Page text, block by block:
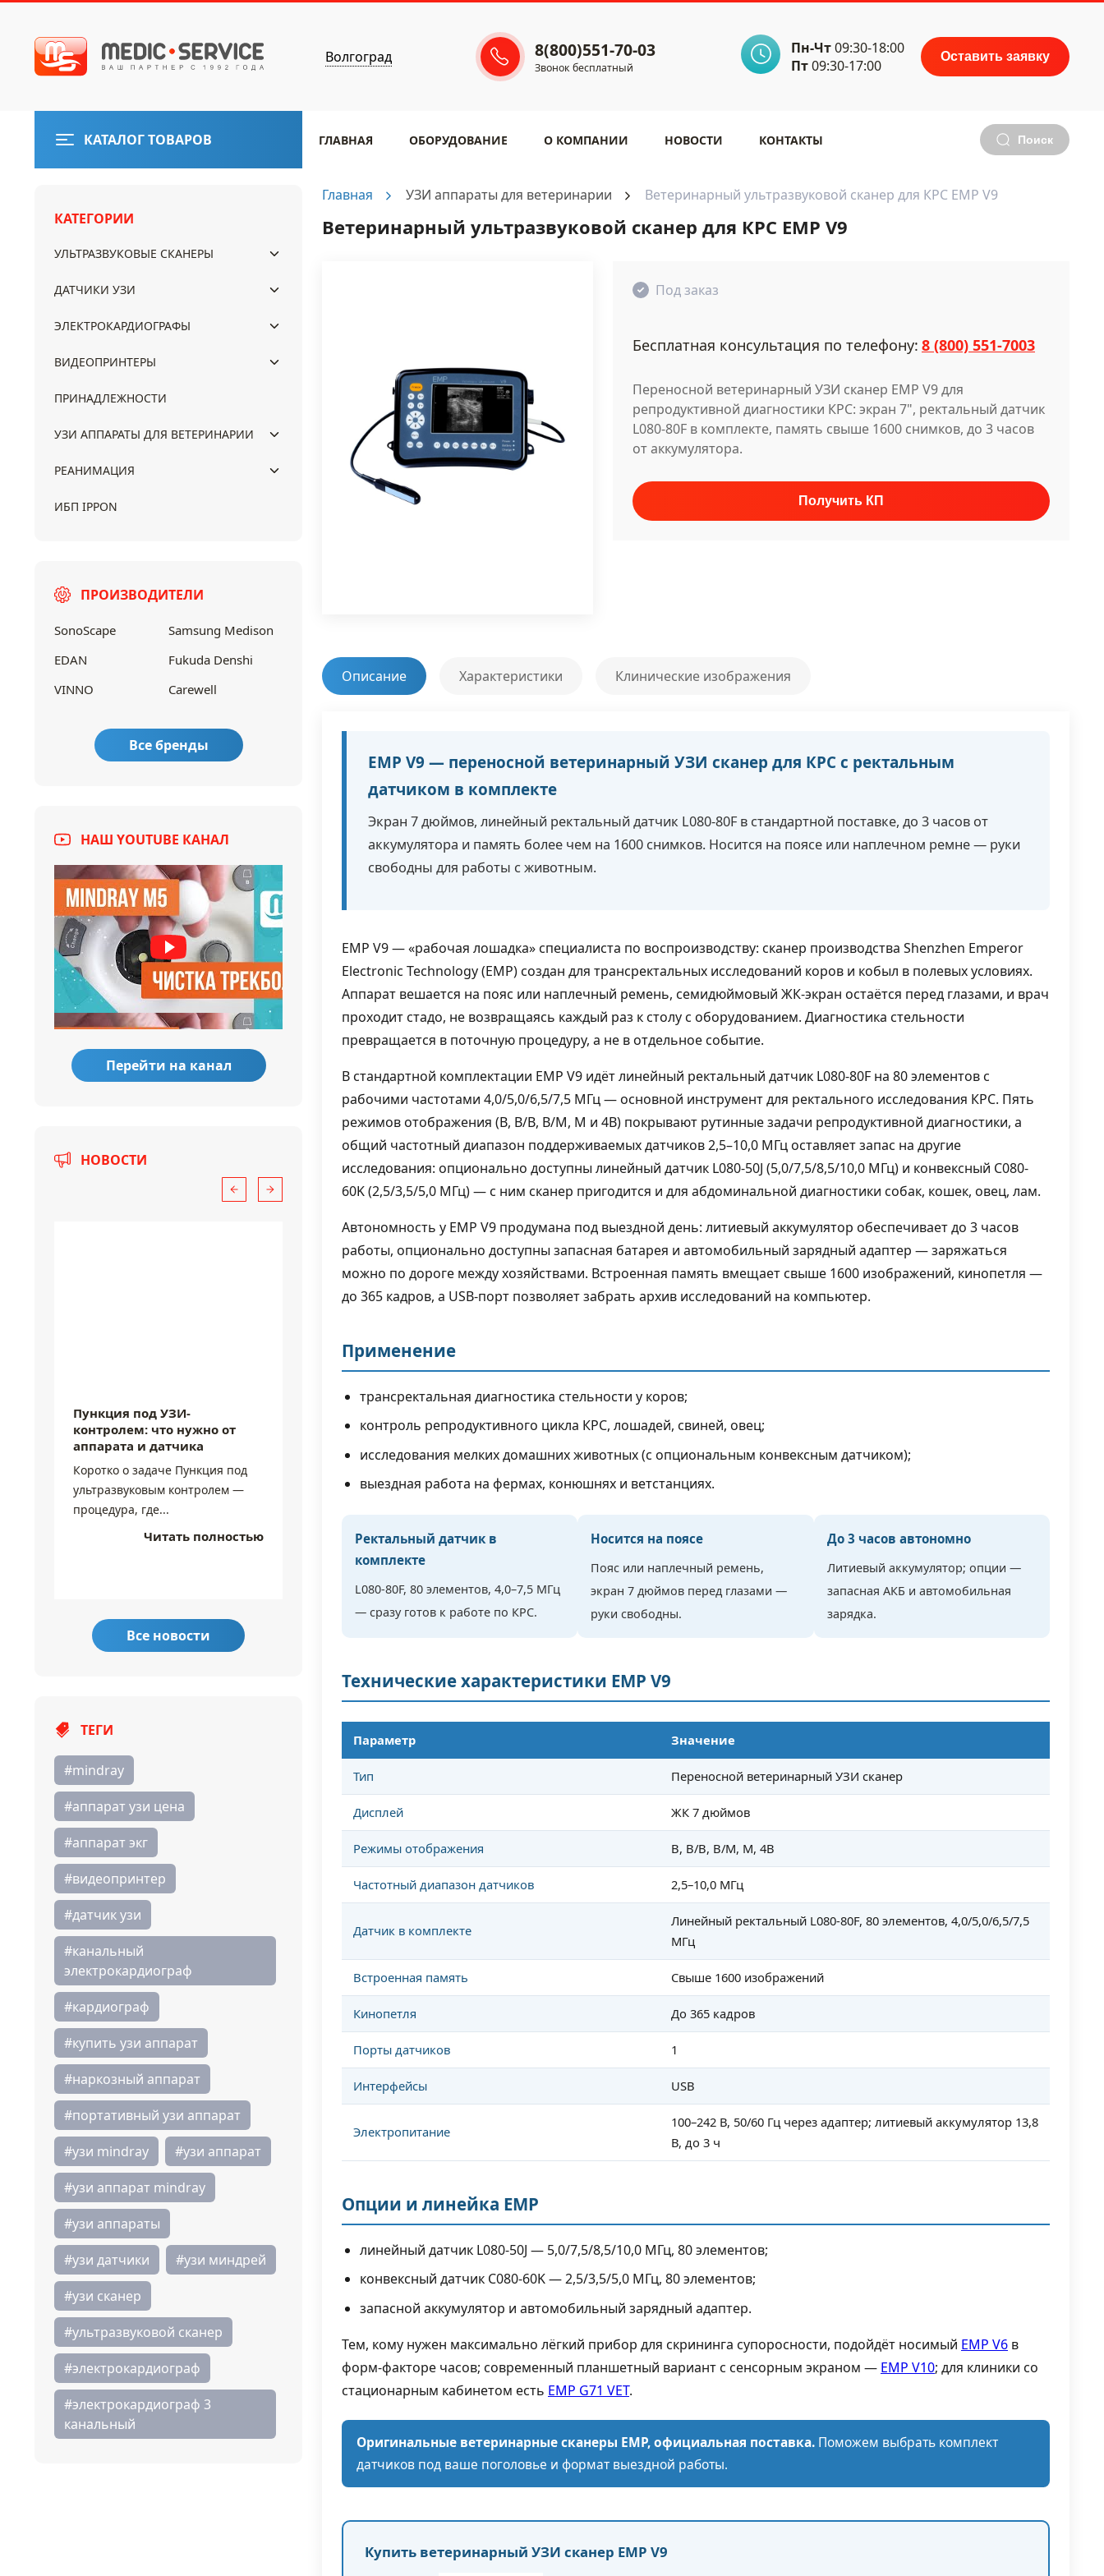
Волгоград 8(800)551-70-03
Звонок бесплатный
Пн-Чт09:30-18:00
Пт09:30-17:00
Оставить заявку
КАТАЛОГ ТОВАРОВ ГЛАВНАЯ ОБОРУДОВАНИЕ ​О КОМПАНИИ НОВОСТИ КОНТАКТЫ Поиск
КАТЕГОРИИ
УЛЬТРАЗВУКОВЫЕ СКАНЕРЫ
ДАТЧИКИ УЗИ
ЭЛЕКТРОКАРДИОГРАФЫ
ВИДЕОПРИНТЕРЫ
ПРИНАДЛЕЖНОСТИ
УЗИ АППАРАТЫ ДЛЯ ВЕТЕРИНАРИИ
РЕАНИМАЦИЯ
ИБП IPPON
ПРОИЗВОДИТЕЛИ
SonoScape
Samsung Medison
EDAN
Fukuda Denshi
VINNO
Carewell
Все бренды
НАШ YOUTUBE КАНАЛ
Перейти на канал
НОВОСТИ
Пункция под УЗИ-
контролем: что нужно от
аппарата и датчика
Коротко о задаче Пункция под
ультразвуковым контролем —
процедура, где...
Читать полностью
6 августа 2026
показывают
где они врут
Коротко о задаче
линия...
до 1 см: что требуется от
УЗИ-аппарата
щитовидной железы размером
Читать полностью
Все новости
ТЕГИ
#mindray
#аппарат узи цена
#аппарат экг
#видеопринтер
#датчик узи
#канальный
электрокардиограф
#кардиограф
#купить узи аппарат
#наркозный аппарат
#портативный узи аппарат
#узи mindray
#узи аппарат
#узи аппарат mindray
#узи аппараты
#узи датчики
#узи миндрей
#узи сканер
#ультразвуковой сканер
#электрокардиограф
#электрокардиограф 3
канальный
Главная УЗИ аппараты для ветеринарии Ветеринарный ультразвуковой сканер для КРС EMP V9
Ветеринарный ультразвуковой сканер для КРС EMP V9
Под заказ
Бесплатная консультация по телефону: 8 (800) 551-7003
Переносной ветеринарный УЗИ сканер EMP V9 для
репродуктивной диагностики КРС: экран 7", ректальный датчик
L080-80F в комплекте, память свыше 1600 снимков, до 3 часов
от аккумулятора.
Описание Характеристики Клинические изображения
EMP V9 — переносной ветеринарный УЗИ сканер для КРС с ректальным
датчиком в комплекте
Экран 7 дюймов, линейный ректальный датчик L080-80F в стандартной поставке, до 3 часов от
аккумулятора и память более чем на 1600 снимков. Носится на поясе или наплечном ремне — руки
свободны для работы с животным.
EMP V9 — «рабочая лошадка» специалиста по воспроизводству: сканер производства Shenzhen Emperor
Electronic Technology (EMP) создан для трансректальных исследований коров и кобыл в полевых условиях.
Аппарат вешается на пояс или наплечный ремень, семидюймовый ЖК-экран остаётся перед глазами, и врач
проходит стадо, не возвращаясь каждый раз к столу с оборудованием. Диагностика стельности
превращается в поточную процедуру, а не в отдельное событие.
В стандартной комплектации EMP V9 идёт линейный ректальный датчик L080-80F на 80 элементов с
рабочими частотами 4,0/5,0/6,5/7,5 МГц — основной инструмент для ректального исследования КРС. Пять
режимов отображения (B, B/B, B/M, M и 4B) покрывают рутинные задачи репродуктивной диагностики, а
общий частотный диапазон поддерживаемых датчиков 2,5–10,0 МГц оставляет запас на другие
исследования: опционально доступны линейный датчик L080-50J (5,0/7,5/8,5/10,0 МГц) и конвексный C080-
60K (2,5/3,5/5,0 МГц) — с ним сканер пригодится и для абдоминальной диагностики собак, кошек, овец, лам.
Автономность у EMP V9 продумана под выездной день: литиевый аккумулятор обеспечивает до 3 часов
работы, опционально доступны запасная батарея и автомобильный зарядный адаптер — заряжаться
можно по дороге между хозяйствами. Встроенная память вмещает свыше 1600 изображений, кинопетля —
до 365 кадров, а USB-порт позволяет забрать архив исследований на компьютер.
Применение
трансректальная диагностика стельности у коров;
контроль репродуктивного цикла КРС, лошадей, свиней, овец;
исследования мелких домашних животных (с опциональным конвексным датчиком);
выездная работа на фермах, конюшнях и ветстанциях.
Ректальный датчик в
комплекте
L080-80F, 80 элементов, 4,0–7,5 МГц
— сразу готов к работе по КРС.
Носится на поясе
Пояс или наплечный ремень,
экран 7 дюймов перед глазами —
руки свободны.
До 3 часов автономно
Литиевый аккумулятор; опции —
запасная АКБ и автомобильная
зарядка.
Технические характеристики EMP V9
Параметр Значение
Тип Переносной ветеринарный УЗИ сканер
Дисплей ЖК 7 дюймов
Режимы отображения B, B/B, B/M, M, 4B
Частотный диапазон датчиков 2,5–10,0 МГц
Датчик в комплекте
Линейный ректальный L080-80F, 80 элементов, 4,0/5,0/6,5/7,5
МГц
Встроенная память Свыше 1600 изображений
Кинопетля До 365 кадров
Порты датчиков 1
Интерфейсы USB
Электропитание
100–242 В, 50/60 Гц через адаптер; литиевый аккумулятор 13,8
В, до 3 ч
Опции и линейка EMP
линейный датчик L080-50J — 5,0/7,5/8,5/10,0 МГц, 80 элементов;
конвексный датчик C080-60K — 2,5/3,5/5,0 МГц, 80 элементов;
запасной аккумулятор и автомобильный зарядный адаптер.
Тем, кому нужен максимально лёгкий прибор для скрининга супоросности, подойдёт носимый EMP V6 в
форм-факторе часов; современный планшетный вариант с сенсорным экраном — EMP V10; для клиники со
стационарным кабинетом есть EMP G71 VET.
Оригинальные ветеринарные сканеры EMP, официальная поставка. Поможем выбрать комплект
датчиков под ваше поголовье и формат выездной работы.
Купить ветеринарный УЗИ сканер EMP V9